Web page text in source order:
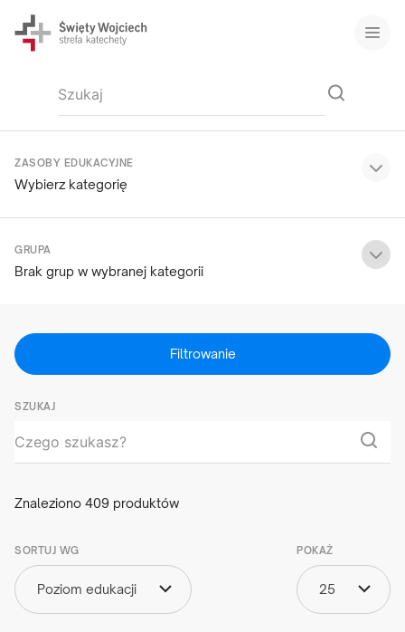
ZASOBY EDUKACYJNE
Wybierz kategorię
GRUPA
Brak grup w wybranej kategorii
SZUKAJ
Znaleziono 409 produktów
SORTUJ WG
Poziom edukacji
POKAŻ
25
Filtrowanie